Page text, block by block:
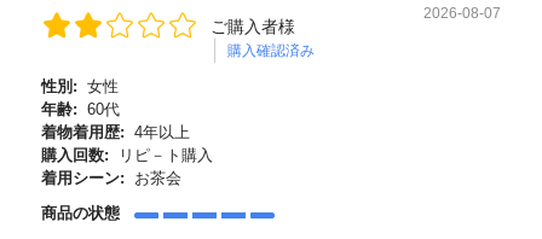
ご購入者様
購入確認済み
2026-08-07
性別: 女性
年齢: 60代
着物着用歴: 4年以上
購入回数:
リピ－ト購入
着用シーン:
お茶会
商品の状態